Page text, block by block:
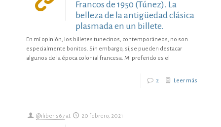
Francos de 1950 (Túnez). La
belleza de la antigüedad clásica
plasmada en un billete.
En mí opinión, los billetes tunecinos, contemporáneos, no son
especialmente bonitos. Sin embargo, sí,se pueden destacar
algunos de la época colonial francesa. Mi preferido es el
2 Leer más
@iliberis67 at 20 febrero, 2021